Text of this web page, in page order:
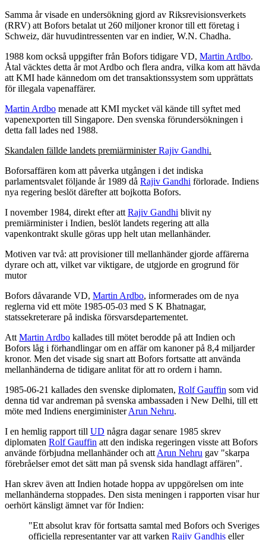
Samma år visade en undersökning gjord av Riksrevisionsverkets
(RRV) att Bofors betalat ut 260 miljoner kronor till ett företag i
Schweiz, där huvudintressenten var en indier, W.N. Chadha.
1988 kom också uppgifter från Bofors tidigare VD, Martin Ardbo.
Åtal väcktes detta år mot Ardbo och flera andra, vilka kom att hävda
att KMI hade kännedom om det transaktionssystem som upprättats
för illegala vapenaffärer.
Martin Ardbo menade att KMI mycket väl kände till syftet med
vapenexporten till Singapore. Den svenska förundersökningen i
detta fall lades ned 1988.
Skandalen fällde landets premiärministerRajiv Gandhi.
Boforsaffären kom att påverka utgången i det indiska
parlamentsvalet följande år 1989 då Rajiv Gandhi förlorade. Indiens
nya regering beslöt därefter att bojkotta Bofors.
I november 1984, direkt efter att Rajiv Gandhi blivit ny
premiärminister i Indien, beslöt landets regering att alla
vapenkontrakt skulle göras upp helt utan mellanhänder.
Motiven var två: att provisioner till mellanhänder gjorde affärerna
dyrare och att, vilket var viktigare, de utgjorde en grogrund för
mutor
Bofors dåvarande VD, Martin Ardbo, informerades om de nya
reglerna vid ett möte 1985-05-03 med S K Bhatnagar,
statssekreterare på indiska försvarsdepartementet.
Att Martin Ardbo kallades till mötet berodde på att Indien och
Bofors låg i förhandlingar om en affär om kanoner på 8,4 miljarder
kronor. Men det visade sig snart att Bofors fortsatte att använda
mellanhänderna de tidigare anlitat för att ro ordern i hamn.
1985-06-21 kallades den svenske diplomaten, Rolf Gauffin som vid
denna tid var andreman på svenska ambassaden i New Delhi, till ett
möte med Indiens energiministerArun Nehru.
I en hemlig rapport till UD några dagar senare 1985 skrev
diplomaten Rolf Gauffin att den indiska regeringen visste att Bofors
använde förbjudna mellanhänder och att Arun Nehru gav "skarpa
förebråelser emot det sätt man på svensk sida handlagt affären".
Han skrev även att Indien hotade hoppa av uppgörelsen om inte
mellanhänderna stoppades. Den sista meningen i rapporten visar hur
oerhört känsligt ämnet var för Indien:
"Ett absolut krav för fortsatta samtal med Bofors och Sveriges
officiella representanter var att varken Rajiv Gandhis eller